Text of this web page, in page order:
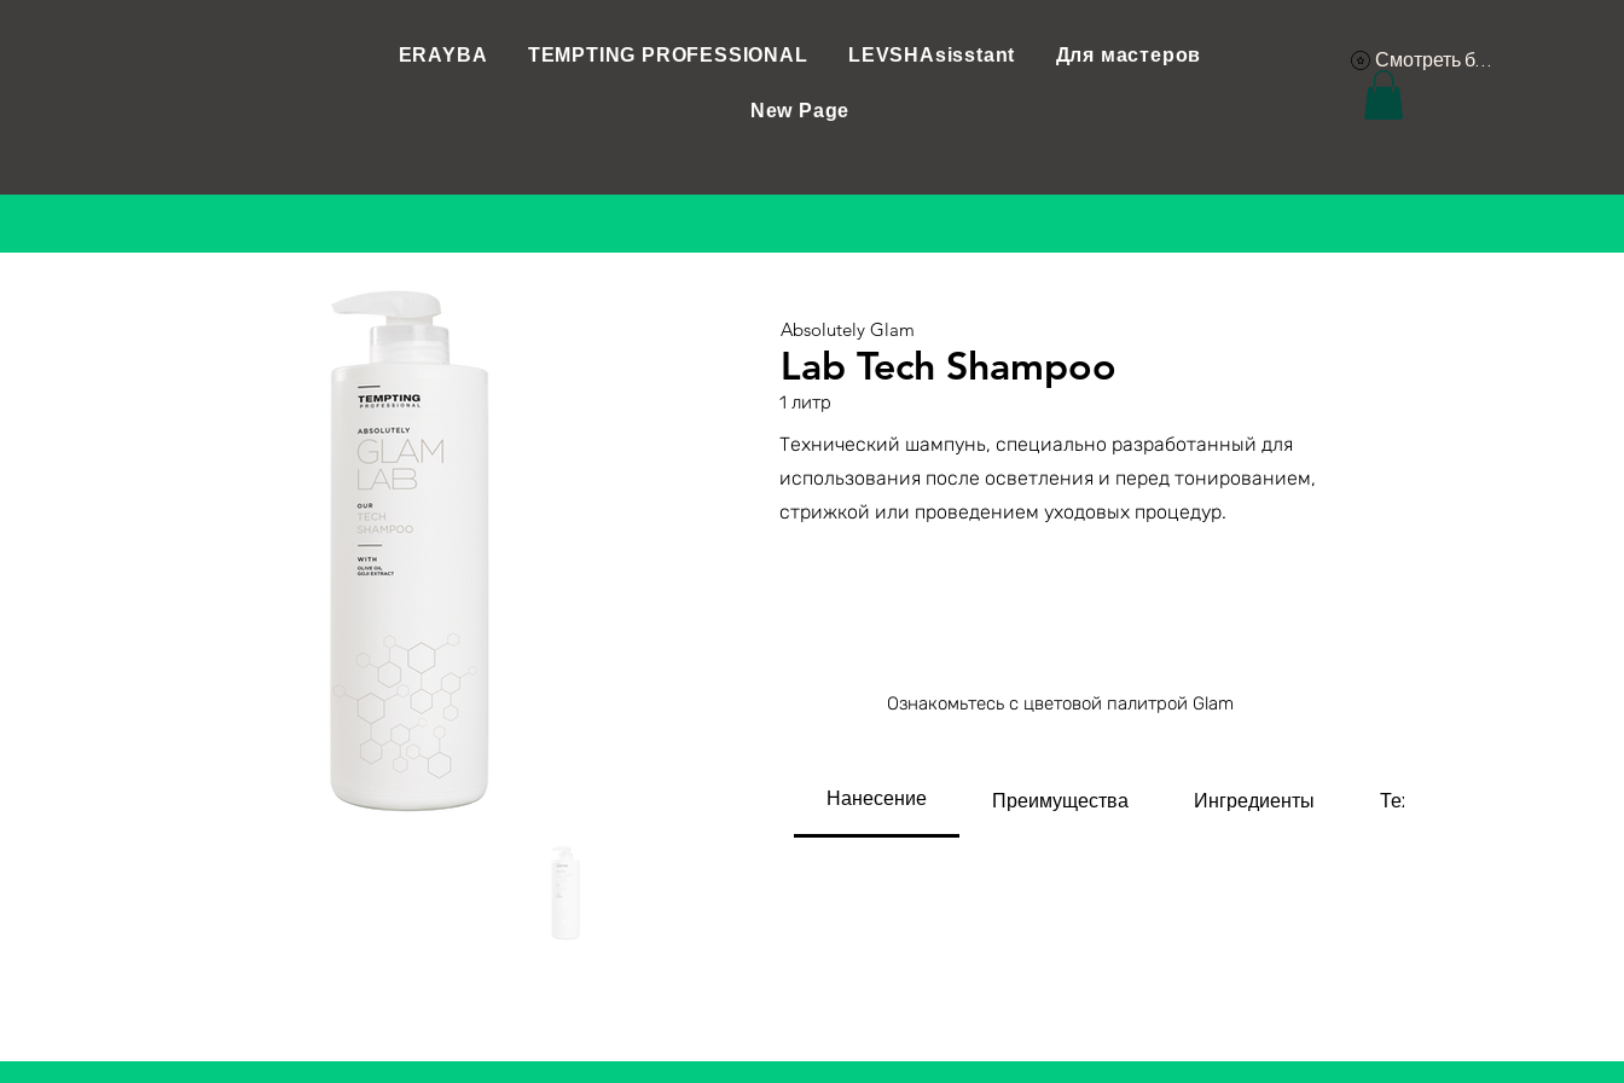
ERAYBA TEMPTING PROFESSIONAL LEVSHAsisstant Для мастеров
New Page
Absolutely Glam
Lab Tech Shampoo
1 литр
Технический шампунь, специально разработанный для
использования после осветления и перед тонированием,
стрижкой или проведением уходовых процедур.
Ознакомьтесь с цветовой палитрой Glam
Нанесение Преимущества Ингредиенты Технология